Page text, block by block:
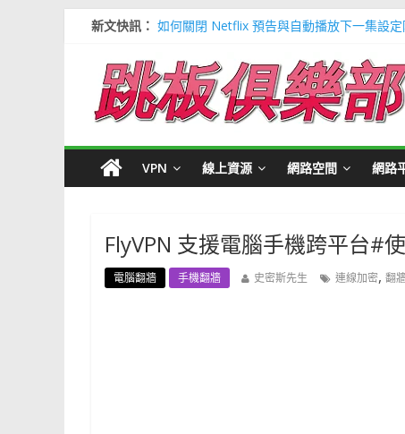
新文快訊： 如何關閉 Netflix 預告與自動播放下一集設
信用卡號產生器 (含CVV) 懶人包＃多個 Visa
寶可夢飛人安卓必裝 FonesGo 虛擬定位不用
Google 刪除超過兩年登入帳號＃不想被砍帳
VPN 線上資源 網路空間 網路
FlyVPN 支援電腦手機跨平台#
電腦翻牆 手機翻牆 史密斯先生 連線加密, 翻